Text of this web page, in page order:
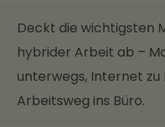
Deckt die wichtigsten
hybrider Arbeit ab –
unterwegs, Internet zu
Arbeitsweg ins Büro.